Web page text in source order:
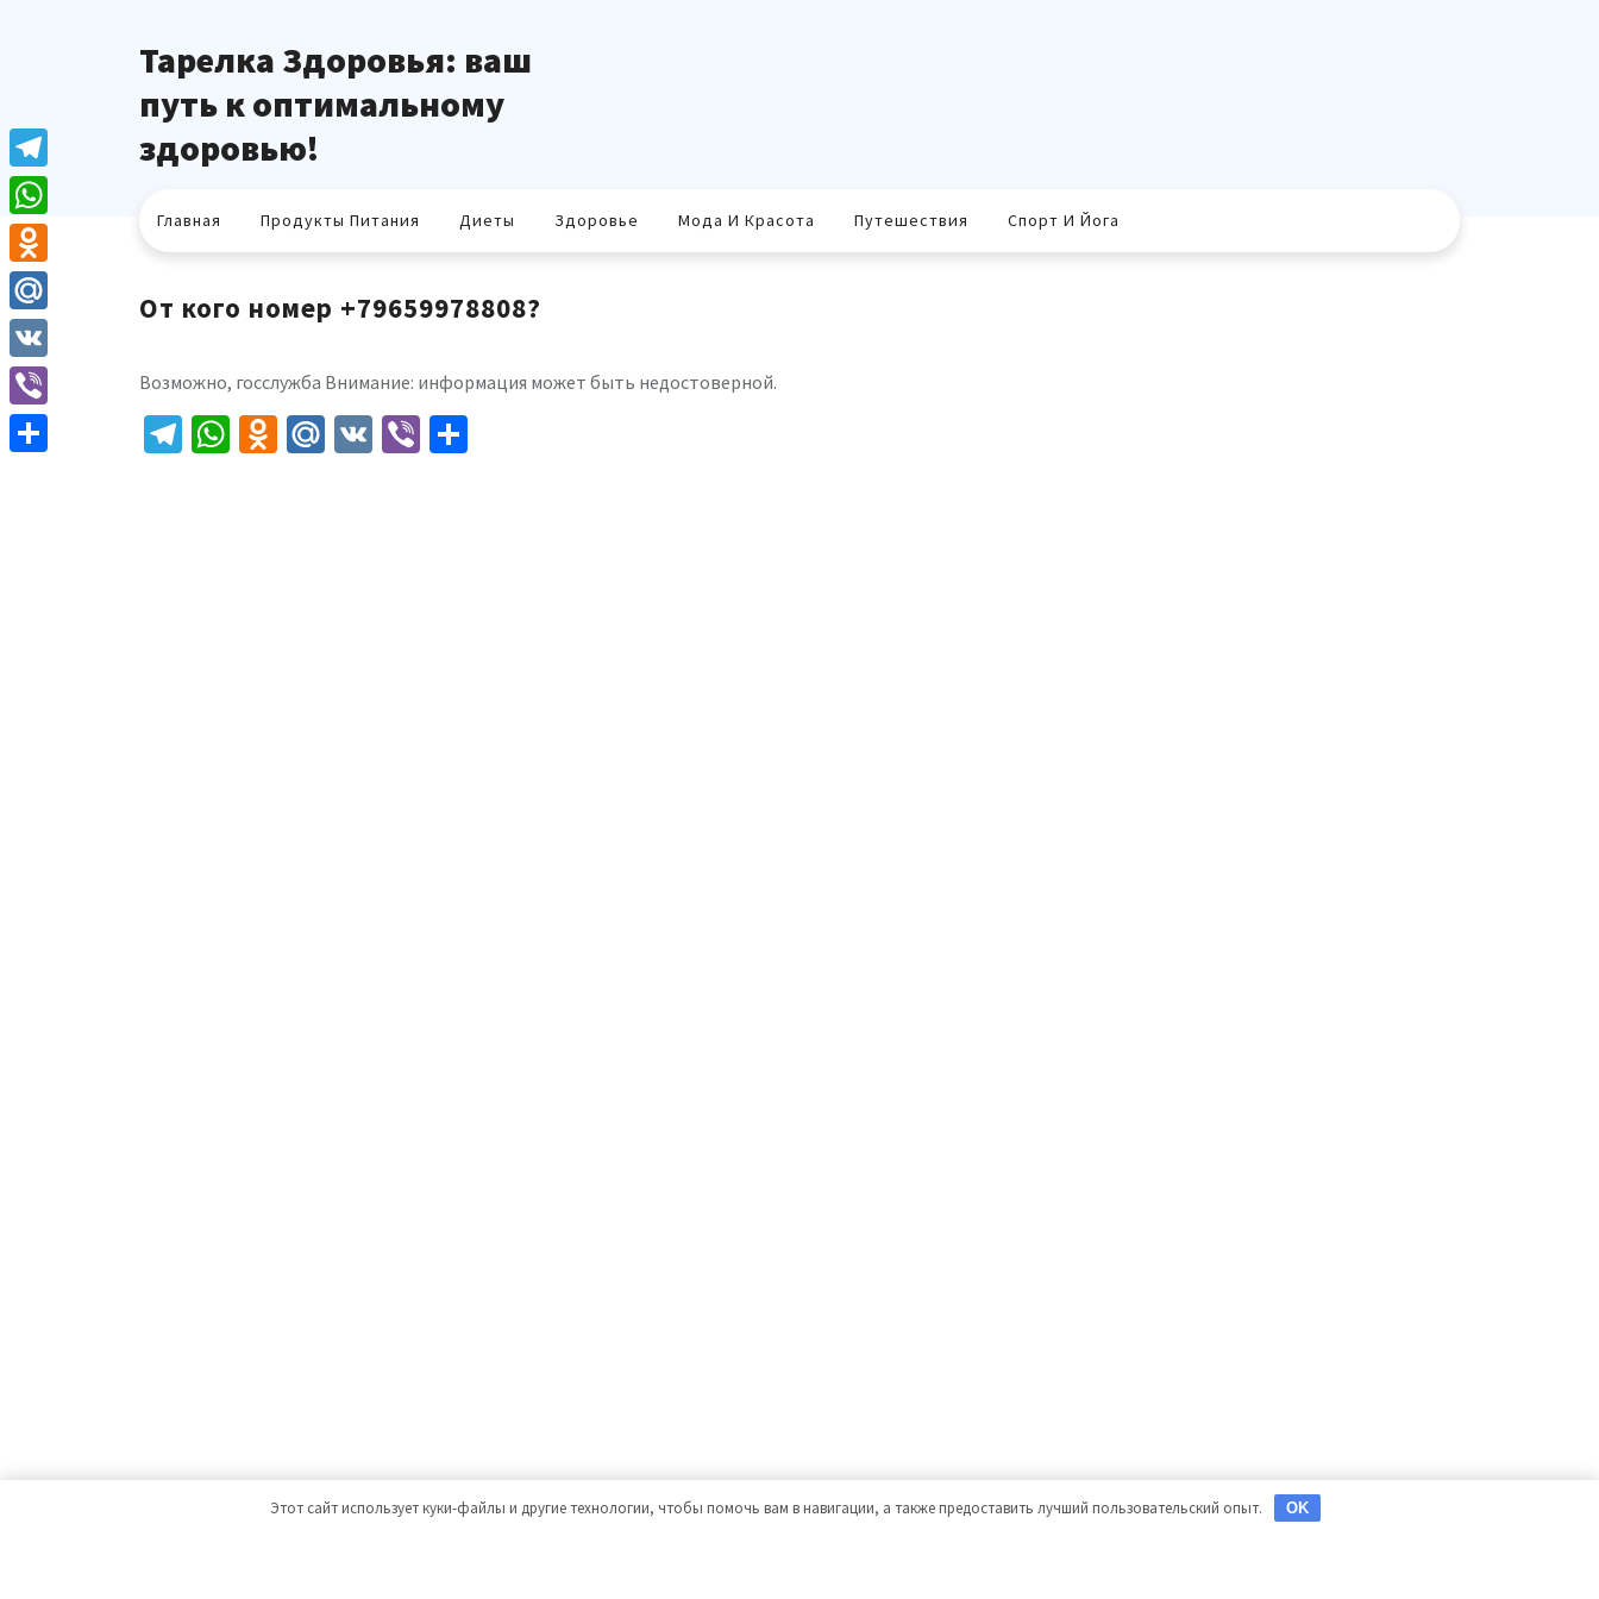
Тарелка Здоровья: ваш
путь к оптимальному
здоровью!
Главная Продукты Питания Диеты Здоровье Мода И Красота Путешествия Спорт И Йога
От кого номер +79659978808?
Возможно, госслужба Внимание: информация может быть недостоверной.
Telegram
WhatsApp
Odnoklassniki
Mail.Ru
VK Viber
Telegram
WhatsApp
Odnoklassniki
Mail.Ru
VK
Viber
Этот сайт использует куки-файлы и другие технологии, чтобы помочь вам в навигации, а также предоставить лучший пользовательский опыт. OK